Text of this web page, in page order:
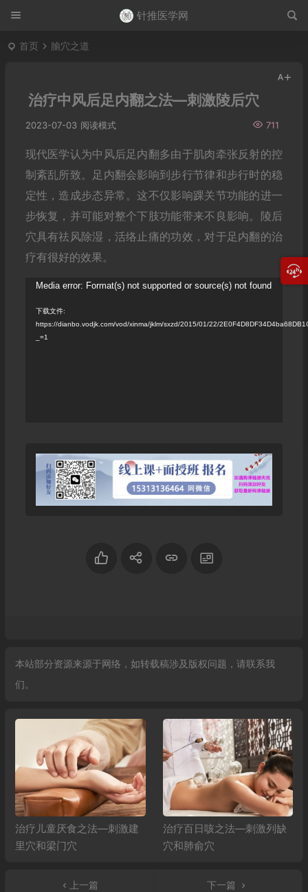
针推医学网
首页 腧穴之道
治疗中风后足内翻之法—刺激陵后穴
2023-07-03 711
阅读模式
现代医学认为中风后足内翻多由于肌肉牵张反射的控
制紊乱所致。足内翻会影响到步行节律和步行时的稳
定性，造成步态异常。这不仅影响踝关节功能的进一
步恢复，并可能对整个下肢功能带来不良影响。陵后
穴具有祛风除湿，活络止痛的功效，对于足内翻的治
疗有很好的效果。
Media error: Format(s) not supported or source(s) not found
下载文件:
https://dianbo.vodjk.com/vod/xinma/jklm/sxzd/2015/01/22/
_=1
本站部分资源来源于网络，如转载稿涉及版权问题，请联系我
们。
治疗儿童厌食之法—刺激建
里穴和梁门穴
治疗百日咳之法—刺激列缺
穴和肺俞穴
上一篇
下一篇